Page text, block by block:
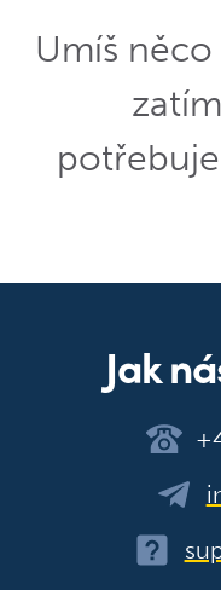
Umíš
Jak